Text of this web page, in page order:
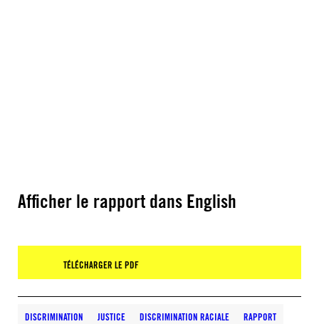
Afficher le rapport dans English
TÉLÉCHARGER LE PDF
DISCRIMINATION JUSTICE DISCRIMINATION RACIALE RAPPORT